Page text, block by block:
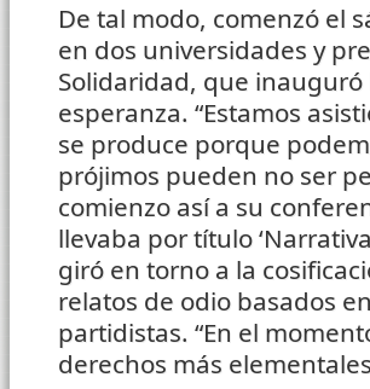
De tal modo, comenzó el
en dos universidades y
Solidaridad, que
esperanza. “Estamos
se produce porque
prójimos pueden no ser
comienzo así a su
llevaba por título
giró en torno a la
relatos de odio basados
partidistas. “En el
derechos más